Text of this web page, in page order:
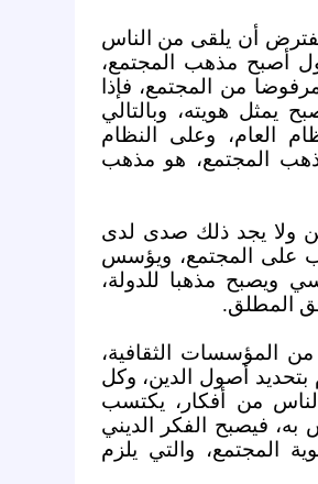
أن يلقى من الناس
أصبح مذهب المجتمع،
من المجتمع، فإذا
يمثل هويته، وبالتالي
العام، وعلى النظام
المجتمع، هو مذهب
ولا يجد ذلك صدى لدى
على المجتمع، ويؤسس
ويصبح مذهبا للدولة،
المطلق.
المؤسسات الثقافية،
بتحديد أصول الدين، وكل
من أفكار، يكتسب
به، فيصبح الفكر الديني
المجتمع، والتي يلزم